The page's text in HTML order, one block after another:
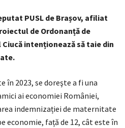
PUSL de Brașov, afiliat
de Ordonanță de
intenționează să taie din
2023, se doreşte a fi una
ai economiei României,
indemnizației de maternitate
economie, față de 12, cât este în